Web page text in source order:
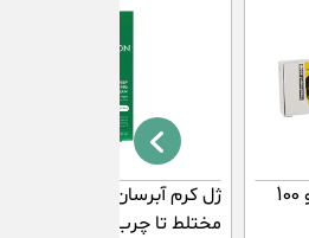
صابون اوراسرین ویرگو 100
ژل کرم آبرسان برای پوست